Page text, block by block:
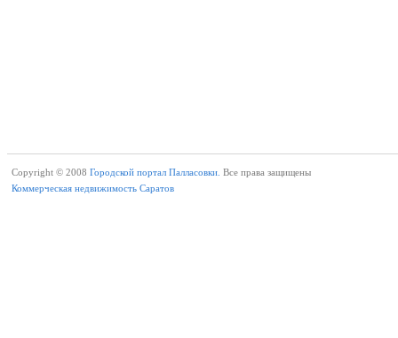
Copyright © 2008 Городской портал Палласовки. Все права защищены
Коммерческая недвижимость Саратов